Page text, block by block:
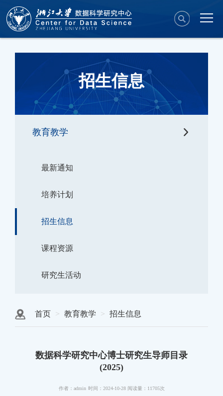
招生信息
教育教学
最新通知
培养计划
招生信息
课程资源
研究生活动
首页 教育教学 招生信息
数据科学研究中心博士研究生导师目录
(2025)
作者：admin 时间：2024-10-28 阅读量：11705次